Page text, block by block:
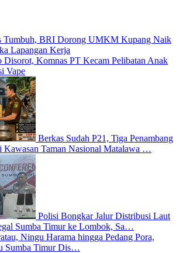
Tumbuh, BRI Dorong UMKM Kupang Naik
Lapangan Kerja
Disorot, Komnas PT Kecam Pelibatan Anak
Vape
Berkas Sudah P21, Tiga Penambang
Kawasan Taman Nasional Matalawa …
Polisi Bongkar Jalur Distribusi Laut
Sumba Timur ke Lombok, Sa…
Ningu Harama hingga Pedang Pora,
Sumba Timur Dis…